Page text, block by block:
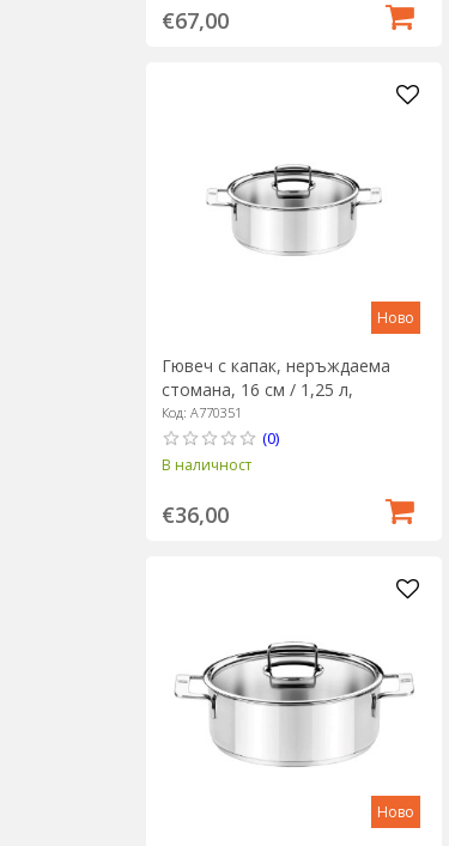
€67,00
Ново
Гювеч с капак, неръждаема
стомана, 16 см / 1,25 л,
"Signature" - BRA
Код: A770351
(0)
В наличност
€36,00
Ново